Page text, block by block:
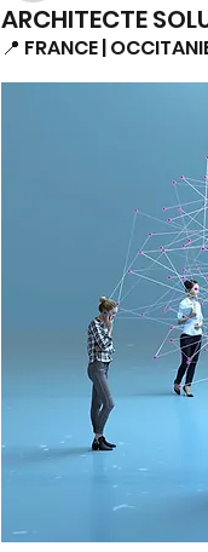
ARCHITECTE
📍 FRANCE |